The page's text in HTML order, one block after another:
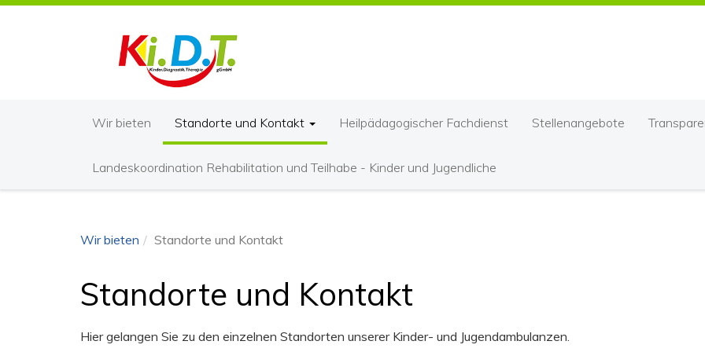
Wir bieten Standorte und Kontakt Heilpädagogischer Fachdienst Stellenangebote
Landeskoordination Rehabilitation und Teilhabe - Kinder und Jugendliche
Wir bieten Standorte und Kontakt
Standorte und Kontakt
Hier gelangen Sie zu den einzelnen Standorten unserer Kinder- und Jugendambulanzen.